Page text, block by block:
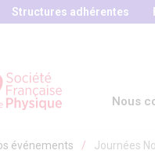
Structures adhérentes
Nous
événements / Journées